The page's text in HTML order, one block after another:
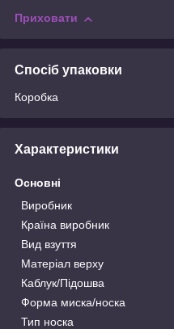
Приховати
Спосіб упаковки
Коробка
Характеристики
Основні
Виробник
Країна виробник
Вид взуття
Матеріал верху
Каблук/Підошва
Форма миска/носка
Тип носка